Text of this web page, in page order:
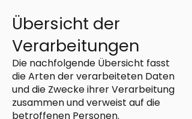
Übersicht der
Verarbeitungen
Die nachfolgende Übersicht fasst
die Arten der verarbeiteten Daten
und die Zwecke ihrer Verarbeitung
zusammen und verweist auf die
betroffenen Personen.